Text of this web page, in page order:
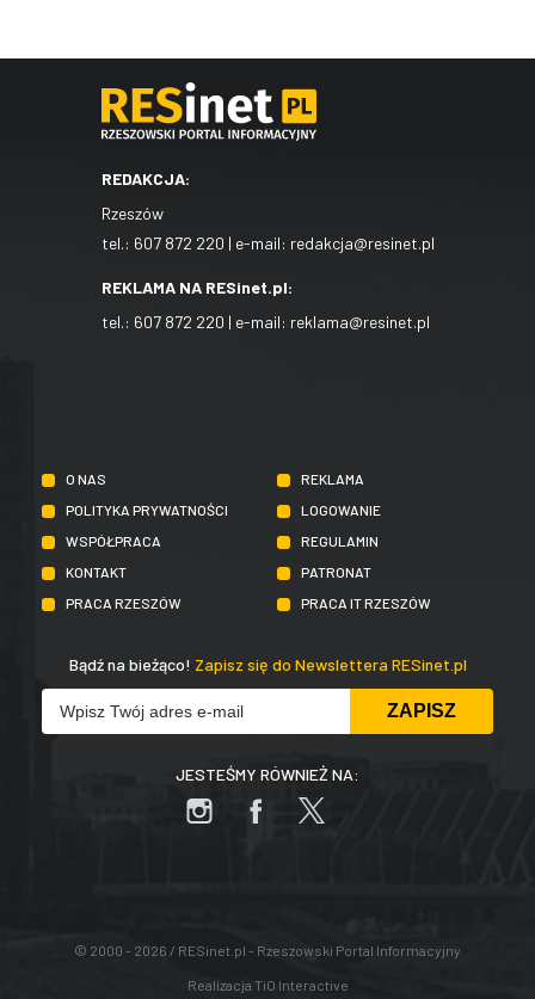
REDAKCJA:
Rzeszów
tel.: 607 872 220 | e-mail: redakcja@resinet.pl
REKLAMA NA RESinet.pl:
tel.: 607 872 220 | e-mail: reklama@resinet.pl
O NAS
REKLAMA
POLITYKA PRYWATNOŚCI
LOGOWANIE
WSPÓŁPRACA
REGULAMIN
KONTAKT
PATRONAT
PRACA RZESZÓW
PRACA IT RZESZÓW
Bądź na bieżąco! Zapisz się do Newslettera RESinet.pl
JESTEŚMY RÓWNIEŻ NA:
© 2000 - 2026 / RESinet.pl - Rzeszowski Portal Informacyjny
Realizacja TiO Interactive